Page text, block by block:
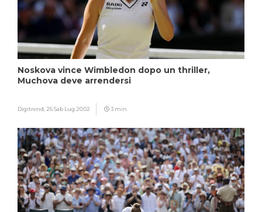
Noskova vince Wimbledon dopo un thriller,
Muchova deve arrendersi
Digitrend, 26 Sab Lug 20:02 3 min